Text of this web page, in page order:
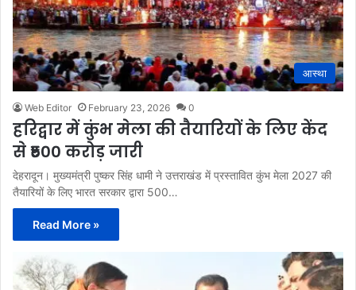
आस्था
Web Editor February 23, 2026 0
हरिद्वार में कुंभ मेला की तैयारियों के लिए केंद
से ₹500 करोड़ जारी
देहरादून। मुख्यमंत्री पुष्कर सिंह धामी ने उत्तराखंड में प्रस्तावित कुंभ मेला 2027 की
तैयारियों के लिए भारत सरकार द्वारा 500…
Read More »